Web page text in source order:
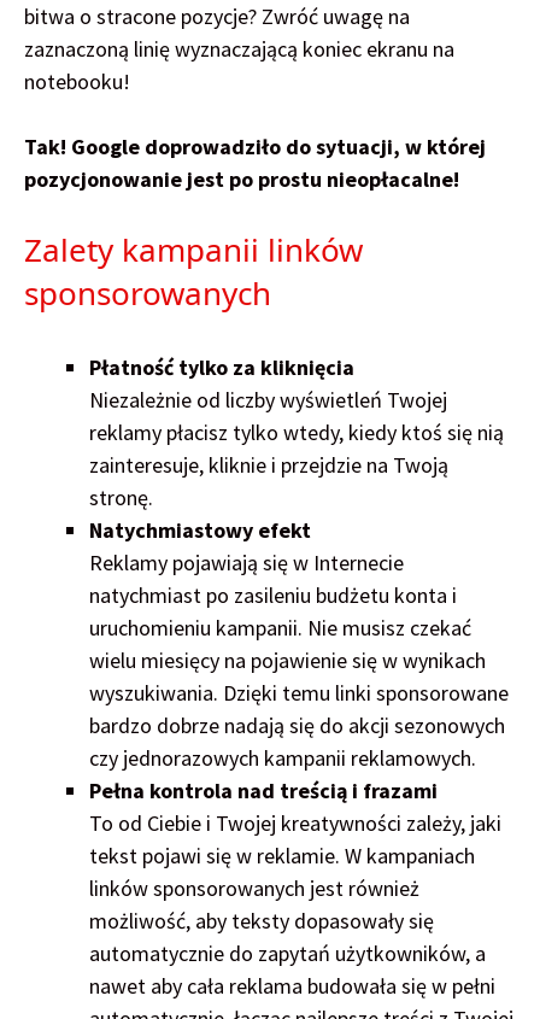
bitwa o stracone pozycje? Zwróć uwagę na
zaznaczoną linię wyznaczającą koniec ekranu na
notebooku!
Tak! Google doprowadziło do sytuacji, w której
pozycjonowanie jest po prostu nieopłacalne!
Zalety kampanii linków
sponsorowanych
Płatność tylko za kliknięcia
Niezależnie od liczby wyświetleń Twojej
reklamy płacisz tylko wtedy, kiedy ktoś się nią
zainteresuje, kliknie i przejdzie na Twoją
stronę.
Natychmiastowy efekt
Reklamy pojawiają się w Internecie
natychmiast po zasileniu budżetu konta i
uruchomieniu kampanii. Nie musisz czekać
wielu miesięcy na pojawienie się w wynikach
wyszukiwania. Dzięki temu linki sponsorowane
bardzo dobrze nadają się do akcji sezonowych
czy jednorazowych kampanii reklamowych.
Pełna kontrola nad treścią i frazami
To od Ciebie i Twojej kreatywności zależy, jaki
tekst pojawi się w reklamie. W kampaniach
linków sponsorowanych jest również
możliwość, aby teksty dopasowały się
automatycznie do zapytań użytkowników, a
nawet aby cała reklama budowała się w pełni